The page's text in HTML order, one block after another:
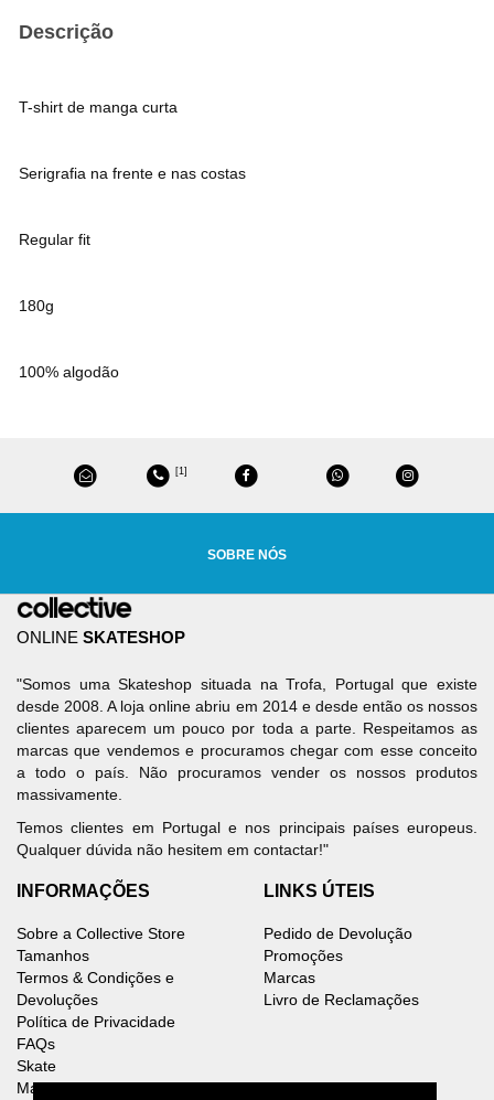
Descrição
T-shirt de manga curta
Serigrafia na frente e nas costas
Regular fit
180g
100% algodão
[1]
SOBRE NÓS
ONLINE SKATESHOP
"Somos uma Skateshop situada na Trofa, Portugal que existe
desde 2008. A loja online abriu em 2014 e desde então os nossos
clientes aparecem um pouco por toda a parte. Respeitamos as
marcas que vendemos e procuramos chegar com esse conceito
a todo o país. Não procuramos vender os nossos produtos
massivamente.
Temos clientes em Portugal e nos principais países europeus.
Qualquer dúvida não hesitem em contactar!"
INFORMAÇÕES
Sobre a Collective Store
Tamanhos
Termos & Condições e
Devoluções
Política de Privacidade
FAQs
Skate
Mapa do Site
LINKS ÚTEIS
Pedido de Devolução
Promoções
Marcas
Livro de Reclamações